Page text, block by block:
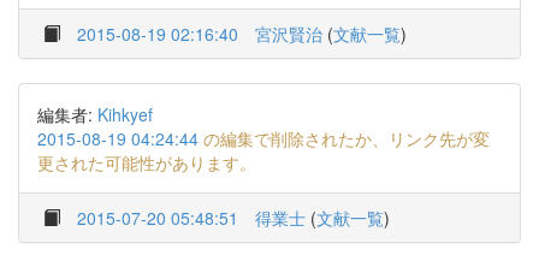
2015-08-19 02:16:40 宮沢賢治 (文献一覧)
編集者: Kihkyef
2015-08-19 04:24:44 の編集で削除されたか、リンク先が変
更された可能性があります。
2015-07-20 05:48:51 得業士 (文献一覧)